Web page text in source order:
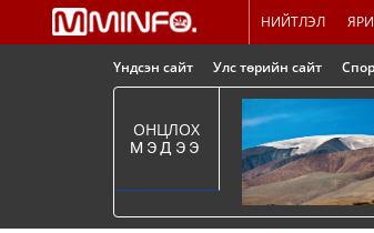
НИЙТЛЭЛ
Үндсэн сайт Улс төрийн сайт
ОНЦЛОХ
МЭДЭЭ